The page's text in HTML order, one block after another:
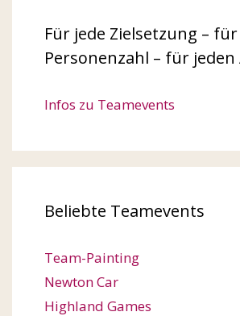
Für jede Zielsetzung –
Personenzahl – für jeden
Infos zu Teamevents
Beliebte Teamevents
Team-Painting
Newton Car
Highland Games